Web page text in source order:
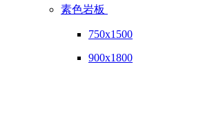
素色岩板
750x1500
900x1800